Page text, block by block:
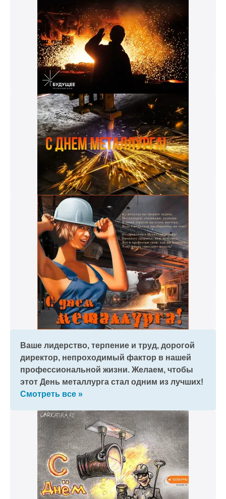
Ваше лидерство, терпение и труд, дорогой
директор, непроходимый фактор в нашей
профессиональной жизни. Желаем, чтобы
этот День металлурга стал одним из лучших!
Смотреть все »